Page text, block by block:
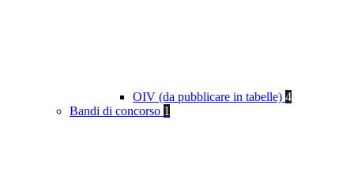
OIV (da pubblicare in tabelle) 4
Bandi di concorso 1